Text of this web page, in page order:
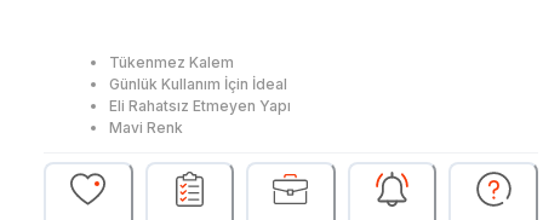
Tükenmez Kalem
Günlük Kullanım İçin İdeal
Eli Rahatsız Etmeyen Yapı
Mavi Renk